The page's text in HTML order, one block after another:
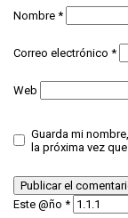
Nombre *
Correo electrónico *
Web
Guarda mi
la próxima vez
Este @ño *